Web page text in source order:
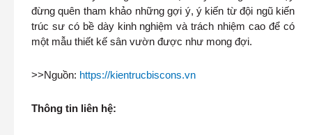
đừng quên tham khảo những gợi ý, ý kiến từ đội ngũ kiến
trúc sư có bề dày kinh nghiệm và trách nhiệm cao để có
một mẫu thiết kế sân vườn được như mong đợi.
>>Nguồn: https://kientrucbiscons.vn
Thông tin liên hệ: